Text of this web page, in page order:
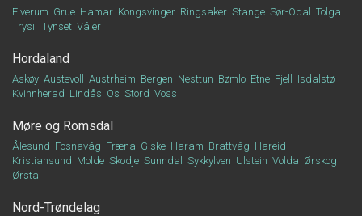
Elverum Grue Hamar Kongsvinger Ringsaker Stange Sør-Odal
Tolga
Trysil
Tynset Våler
Hordaland
Askøy Austevoll Austrheim Bergen Nesttun Bømlo Etne Fjell
Isdalstø
Kvinnherad Lindås Os Stord Voss
Møre og Romsdal
Ålesund Fosnavåg Fræna Giske Haram Brattvåg Hareid
Kristiansund Molde Skodje Sunndal Sykkylven Ulstein Volda Ørskog
Ørsta
Nord-Trøndelag